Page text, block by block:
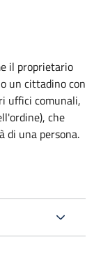
il proprietario
un cittadino con
uffici comunali,
che
di una persona.